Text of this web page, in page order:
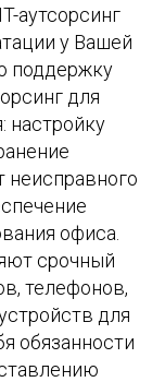
аутсорсинг
у Вашей
поддержку
для
настройку
неисправного
офиса.
срочный
телефонов,
для
обязанности